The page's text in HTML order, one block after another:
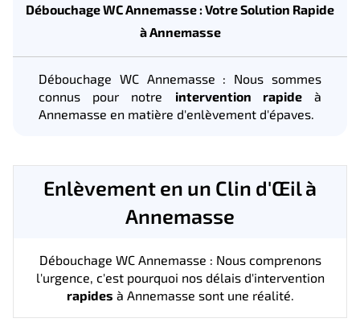
Débouchage WC Annemasse : Votre Solution Rapide
à Annemasse
Débouchage WC Annemasse : Nous sommes
connus pour notre intervention rapideà
Annemasse en matière d'enlèvement d'épaves.
Enlèvement en un Clin d'Œil à
Annemasse
Débouchage WC Annemasse : Nous comprenons
l'urgence, c'est pourquoi nos délais d'intervention
rapides à Annemasse sont une réalité.